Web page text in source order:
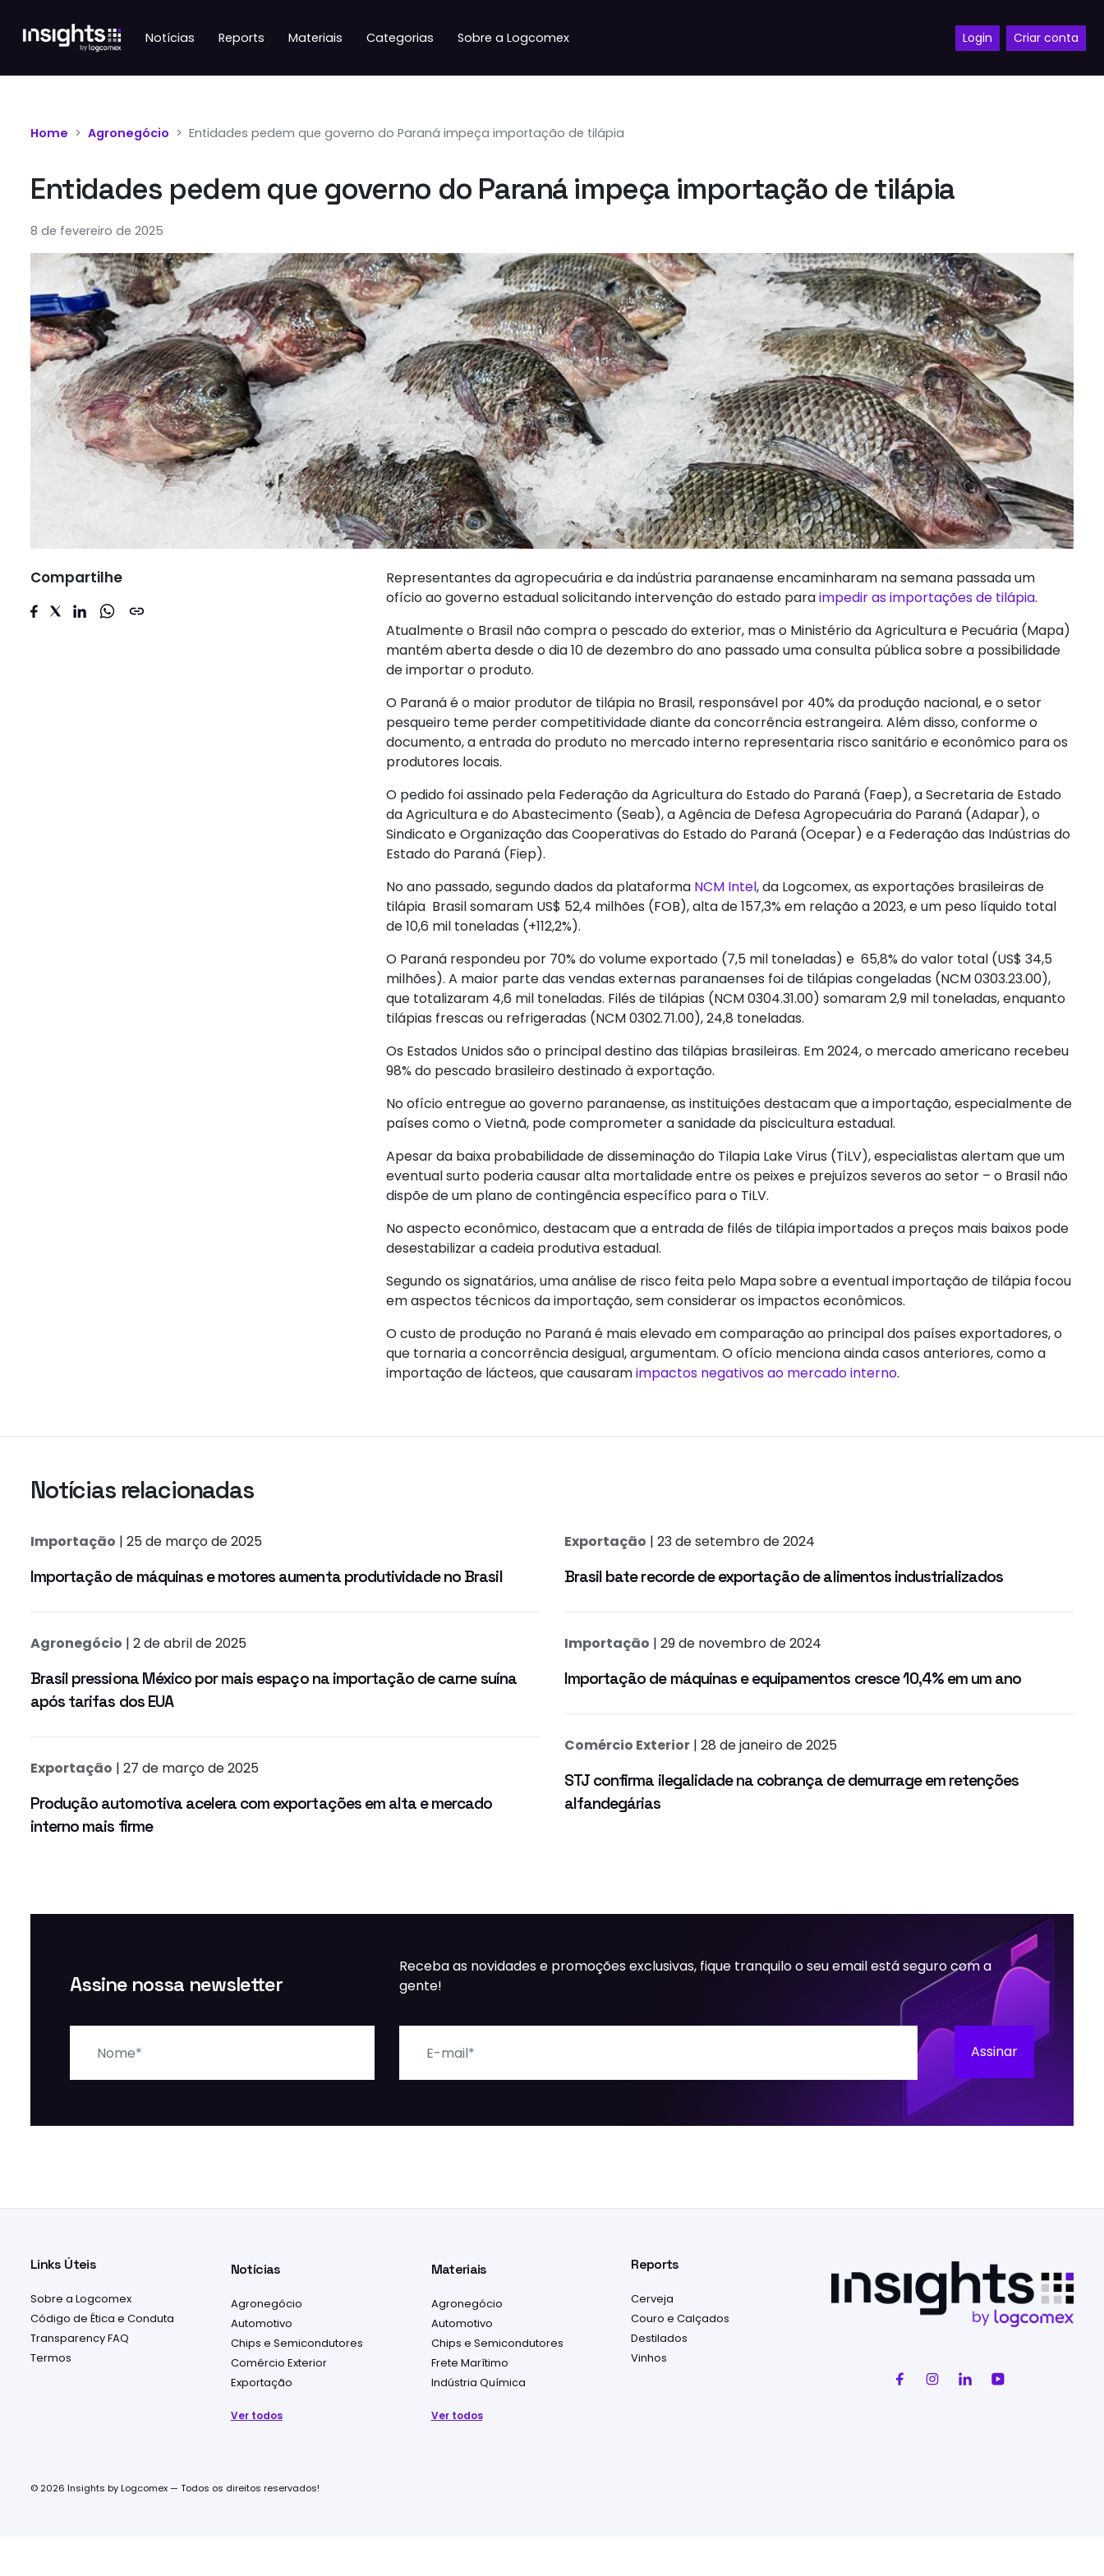
Notícias Reports Materiais Categorias Sobre a Logcomex Login Criar conta
Home Agronegócio Entidades pedem que governo do Paraná impeça importação de tilápia
Entidades pedem que governo do Paraná impeça importação de tilápia
8 de fevereiro de 2025
Compartilhe
Representantes da agropecuária e da indústria paranaense encaminharam na semana passada um
ofício ao governo estadual solicitando intervenção do estado paraimpedir as importações de tilápia.
Atualmente o Brasil não compra o pescado do exterior, mas o Ministério da Agricultura e Pecuária (Mapa)
mantém aberta desde o dia 10 de dezembro do ano passado uma consulta pública sobre a possibilidade
de importar o produto.
O Paraná é o maior produtor de tilápia no Brasil, responsável por 40% da produção nacional, e o setor
pesqueiro teme perder competitividade diante da concorrência estrangeira. Além disso, conforme o
documento, a entrada do produto no mercado interno representaria risco sanitário e econômico para os
produtores locais.
O pedido foi assinado pela Federação da Agricultura do Estado do Paraná (Faep), a Secretaria de Estado
da Agricultura e do Abastecimento (Seab), a Agência de Defesa Agropecuária do Paraná (Adapar), o
Sindicato e Organização das Cooperativas do Estado do Paraná (Ocepar) e a Federação das Indústrias do
Estado do Paraná (Fiep).
No ano passado, segundo dados da plataforma NCM Intel, da Logcomex, as exportações brasileiras de
tilápia Brasil somaram US$ 52,4 milhões (FOB), alta de 157,3% em relação a 2023, e um peso líquido total
de 10,6 mil toneladas (+112,2%).
O Paraná respondeu por 70% do volume exportado (7,5 mil toneladas) e 65,8% do valor total (US$ 34,5
milhões). A maior parte das vendas externas paranaenses foi de tilápias congeladas (NCM 0303.23.00),
que totalizaram 4,6 mil toneladas. Filés de tilápias (NCM 0304.31.00) somaram 2,9 mil toneladas, enquanto
tilápias frescas ou refrigeradas (NCM 0302.71.00), 24,8 toneladas.
Os Estados Unidos são o principal destino das tilápias brasileiras. Em 2024, o mercado americano recebeu
98% do pescado brasileiro destinado à exportação.
No ofício entregue ao governo paranaense, as instituições destacam que a importação, especialmente de
países como o Vietnã, pode comprometer a sanidade da piscicultura estadual.
Apesar da baixa probabilidade de disseminação do Tilapia Lake Virus (TiLV), especialistas alertam que um
eventual surto poderia causar alta mortalidade entre os peixes e prejuízos severos ao setor – o Brasil não
dispõe de um plano de contingência específico para o TiLV.
No aspecto econômico, destacam que a entrada de filés de tilápia importados a preços mais baixos pode
desestabilizar a cadeia produtiva estadual.
Segundo os signatários, uma análise de risco feita pelo Mapa sobre a eventual importação de tilápia focou
em aspectos técnicos da importação, sem considerar os impactos econômicos.
O custo de produção no Paraná é mais elevado em comparação ao principal dos países exportadores, o
que tornaria a concorrência desigual, argumentam. O ofício menciona ainda casos anteriores, como a
importação de lácteos, que causaramimpactos negativos ao mercado interno.
Notícias relacionadas
Importação | 25 de março de 2025
Importação de máquinas e motores aumenta produtividade no Brasil
Agronegócio | 2 de abril de 2025
Brasil pressiona México por mais espaço na importação de carne suína
após tarifas dos EUA
Exportação | 27 de março de 2025
Produção automotiva acelera com exportações em alta e mercado
interno mais firme
Exportação | 23 de setembro de 2024
Brasil bate recorde de exportação de alimentos industrializados
Importação | 29 de novembro de 2024
Importação de máquinas e equipamentos cresce 10,4% em um ano
Comércio Exterior | 28 de janeiro de 2025
STJ confirma ilegalidade na cobrança de demurrage em retenções
alfandegárias
Assine nossa newsletter
Receba as novidades e promoções exclusivas, fique tranquilo o seu email está seguro com a
gente!
Assinar
Links Úteis
Sobre a Logcomex
Código de Ética e Conduta
Transparency FAQ
Termos
Notícias
Agronegócio
Automotivo
Chips e Semicondutores
Comércio Exterior
Exportação
Ver todos
Materiais
Agronegócio
Automotivo
Chips e Semicondutores
Frete Marítimo
Indústria Química
Ver todos
Reports
Cerveja
Couro e Calçados
Destilados
Vinhos
© 2026 Insights by Logcomex — Todos os direitos reservados!